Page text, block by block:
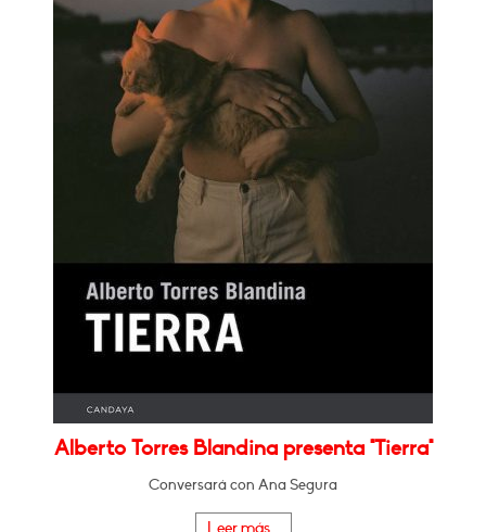
Alberto Torres Blandina presenta "Tierra"
Conversará con Ana Segura
Leer más...